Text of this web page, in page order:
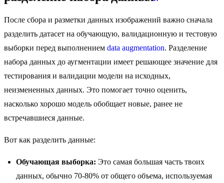
После сбора и разметки данных изображений важно сначала
разделить датасет на обучающую, валидационную и тестовую
выборки перед выполнением data augmentation. Разделение
набора данных до аугментации имеет решающее значение для
тестирования и валидации модели на исходных,
неизмененных данных. Это помогает точно оценить,
насколько хорошо модель обобщает новые, ранее не
встречавшиеся данные.
Вот как разделить данные:
Обучающая выборка: Это самая большая часть твоих
данных, обычно 70-80% от общего объема, используемая